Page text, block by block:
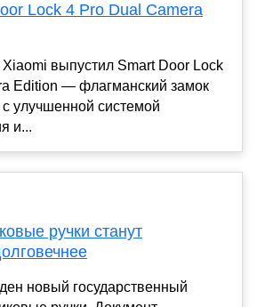
Lock 4 Pro Dual Camera
Xiaomi выпустил Smart Door Lock
Edition — флагманский замок
улучшенной системой
и...
ручки станут
новый государственный